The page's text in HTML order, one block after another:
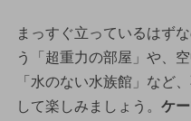
まっすぐ立っているはず
う「超重力の部屋」や、
「水のない水族館」など
して楽しみましょう。 ケ